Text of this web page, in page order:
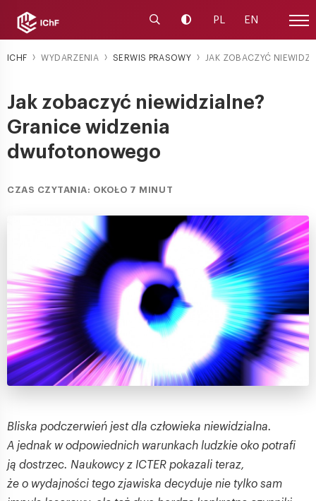
Uruchom wyszukiwarkę
Zmień kontrast
PL EN
ICHF WYDARZENIA SERWIS PRASOWY JAK ZOBACZYĆ
Jak zobaczyć niewidzialne?
Granice widzenia
dwufotonowego
CZAS CZYTANIA: OKOŁO 7 MINUT
Bliska podczerwień jest dla człowieka niewidzialna.
A jednak w odpowiednich warunkach ludzkie oko potrafi
ją dostrzec. Naukowcy z ICTER pokazali teraz,
że o wydajności tego zjawiska decyduje nie tylko sam